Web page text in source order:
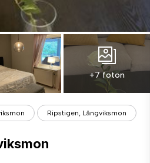
+7 foton
Ripstigen, Långviksmon